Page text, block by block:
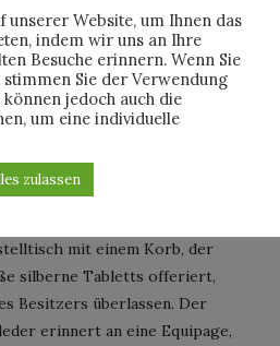
werden und sind
im Vordergrund bei
ob im kleinsten Apartment
aus Leder und direkt
Saint Louis entwickelt
klar die Sprache der
Boxen, ein
mit einem Korb, der
silberne Tabletts offeriert,
Besitzers überlassen. Der
erinnert an eine Equipage,
Website, um Ihnen das
indem wir uns an Ihre
Besuche erinnern. Wenn Sie
stimmen Sie der Verwendung
jedoch auch die
um eine individuelle
zulassen